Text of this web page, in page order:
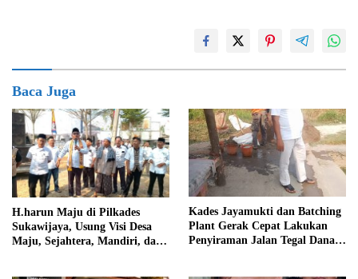
Baca Juga
H.harun Maju di Pilkades
Sukawijaya, Usung Visi Desa
Maju, Sejahtera, Mandiri, dan
Kades Jayamukti dan Batching
Plant Gerak Cepat Lakukan
Penyiraman Jalan Tegal Danas